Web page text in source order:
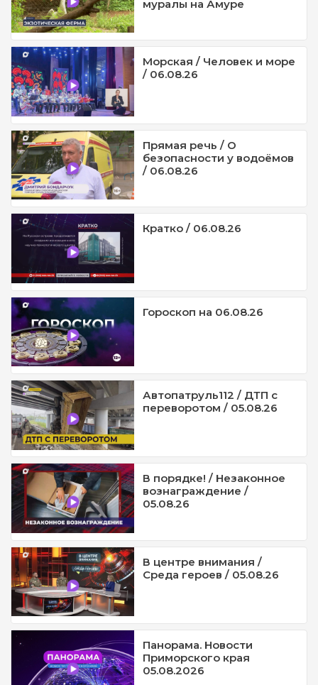
муралы на Амуре
Морская / Человек и море
/ 06.08.26
Прямая речь / О
безопасности у водоёмов
/ 06.08.26
Кратко / 06.08.26
Гороскоп на 06.08.26
Автопатруль112 / ДТП с
переворотом / 05.08.26
В порядке! / Незаконное
вознаграждение /
05.08.26
В центре внимания /
Среда героев / 05.08.26
Панорама. Новости
Приморского края
05.08.2026